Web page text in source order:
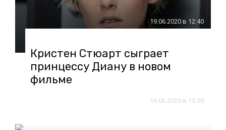
19.06.2020 в 12:40
Кристен Стюарт сыграет
принцессу Диану в новом
фильме
16.06.2020 в 15:59